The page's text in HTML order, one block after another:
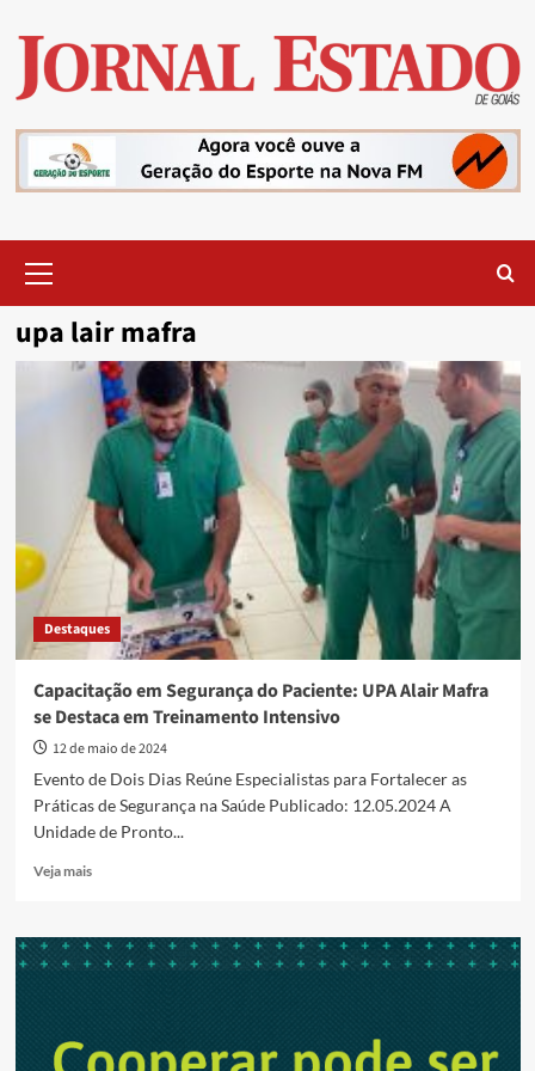
content
Menu
upa lair mafra
Destaques
Capacitação em Segurança do Paciente: UPA Alair Mafra
se Destaca em Treinamento Intensivo
12 de maio de 2024
Evento de Dois Dias Reúne Especialistas para Fortalecer as
Práticas de Segurança na Saúde Publicado: 12.05.2024 A
Unidade de Pronto...
Veja maisRead
Capacitação
em
UPA